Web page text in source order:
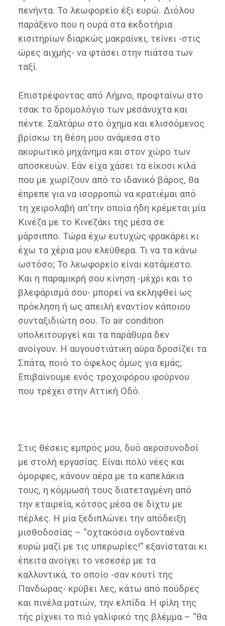
πενήντα. Το λεωφορείο έξι ευρώ. Διόλου
παράξενο που η ουρά στα εκδοτήρια
εισιτηρίων διαρκώς μακραίνει, τείνει -στις
ώρες αιχμής- να φτάσει στην πιάτσα των
ταξί.
Επιστρέφοντας από Λήμνο, προφταίνω στο
τσακ το δρομολόγιο των μεσάνυχτα και
πέντε. Σαλτάρω στο όχημα και ελισσόμενος
βρίσκω τη θέση μου ανάμεσα στο
ακυρωτικό μηχάνημα και στον χώρο των
αποσκευών. Εάν είχα χάσει τα είκοσι κιλά
που με χωρίζουν από το ιδανικό βάρος, θα
έπρεπε για να ισορροπώ να κρατιέμαι από
τη χειρολαβή απ’την οποία ήδη κρέμεται μία
Κινέζα με το Κινεζάκι της μέσα σε
μάρσιππο. Τώρα έχω ευτυχώς φρακάρει κι
έχω τα χέρια μου ελεύθερα. Τι να τα κάνω
ωστόσο; Το λεωφορείο είναι κατάμεστο.
Και η παραμικρή σου κίνηση -μέχρι και το
βλεφάρισμά σου- μπορεί να εκληφθεί ως
πρόκληση ή ως απειλή εναντίον κάποιου
συνταξιδιώτη σου. Το air condition
υπολειτουργεί και τα παράθυρα δεν
ανοίγουν. Η αυγουστιάτικη αύρα δροσίζει τα
Σπάτα, ποιό το όφελος όμως για εμάς;
Επιβαίνουμε ενός τροχοφόρου φούρνου
που τρέχει στην Αττική Οδό.
Στις θέσεις εμπρός μου, δυό αεροσυνοδοί
με στολή εργασίας. Είναι πολύ νέες και
όμορφες, κάνουν αέρα με τα καπελάκια
τους, η κόμμωσή τους διατεταγμένη από
την εταιρεία, κότσος μέσα σε δίχτυ με
πέρλες. Η μία ξεδιπλώνει την απόδειξη
μισθοδοσίας – “οχτακόσια ογδονταένα
ευρώ μαζί με τις υπερωρίες!” εξανίσταται κι
έπειτα ανοίγει το νεσεσέρ με τα
καλλυντικά, το οποίο -σαν κουτί της
Πανδώρας- κρύβει λες, κάτω από πούδρες
και πινέλα ματιών, την ελπίδα. Η φίλη της
τής ρίχνει το πιό γαλίφικό της βλέμμα – “θα